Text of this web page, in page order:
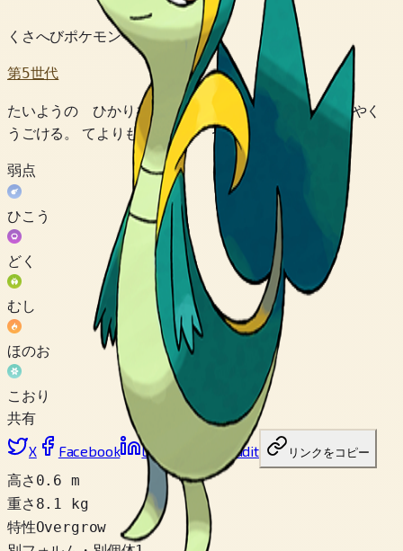
くさへびポケモン
第5世代
たいようの ひかりを あびると いつもよりも すばやく
うごける。 てよりも ツルを うまくつかう。
弱点
ひこう
どく
むし
ほのお
こおり
共有
X
Facebook LinkedIn Reddit リンクをコピー
高さ 0.6 m
重さ 8.1 kg
特性Overgrow